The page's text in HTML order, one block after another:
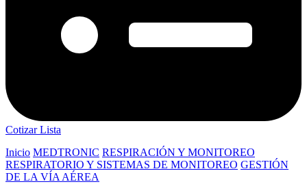
Cotizar Lista
Inicio MEDTRONIC RESPIRACIÓN Y MONITOREO
RESPIRATORIO Y SISTEMAS DE MONITOREO GESTIÓN
DE LA VÍA AÉREA